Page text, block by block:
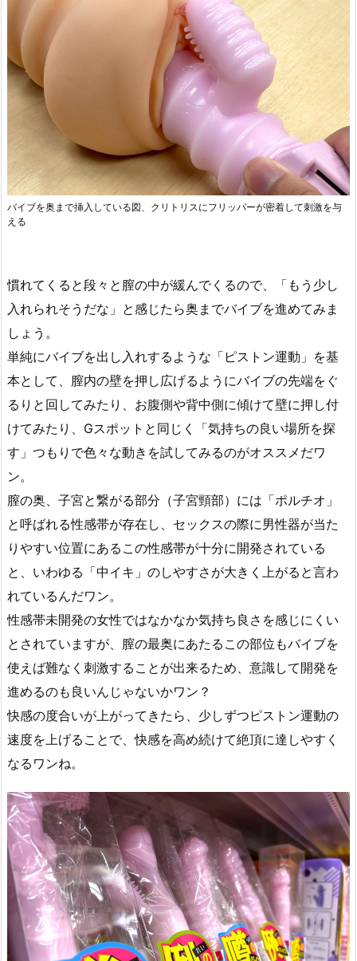
バイブを奥まで挿入している図、クリトリスにフリッパーが密着して刺激を与
える
慣れてくると段々と膣の中が緩んでくるので、「もう少し
入れられそうだな」と感じたら奥までバイブを進めてみま
しょう。
単純にバイブを出し入れするような「ピストン運動」を基
本として、膣内の壁を押し広げるようにバイブの先端をぐ
るりと回してみたり、お腹側や背中側に傾けて壁に押し付
けてみたり、Gスポットと同じく「気持ちの良い場所を探
す」つもりで色々な動きを試してみるのがオススメだワ
ン。
膣の奥、子宮と繋がる部分（子宮頸部）には「ポルチオ」
と呼ばれる性感帯が存在し、セックスの際に男性器が当た
りやすい位置にあるこの性感帯が十分に開発されている
と、いわゆる「中イキ」のしやすさが大きく上がると言わ
れているんだワン。
性感帯未開発の女性ではなかなか気持ち良さを感じにくい
とされていますが、膣の最奥にあたるこの部位もバイブを
使えば難なく刺激することが出来るため、意識して開発を
進めるのも良いんじゃないかワン？
快感の度合いが上がってきたら、少しずつピストン運動の
速度を上げることで、快感を高め続けて絶頂に達しやすく
なるワンね。